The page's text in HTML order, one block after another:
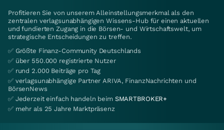
Profitieren Sie von unserem Alleinstellungsmerkmal als den
zentralen verlagsunabhängigen Wissens-Hub für einen aktuellen
und fundierten Zugang in die Börsen- und Wirtschaftswelt, um
strategische Entscheidungen zu treffen.
✅ Größte Finanz-Community Deutschlands
✅ über 550.000 registrierte Nutzer
✅ rund 2.000 Beiträge pro Tag
✅ verlagsunabhängige Partner ARIVA, FinanzNachrichten und
BörsenNews
✅ Jederzeit einfach handeln beim SMARTBROKER+
✅ mehr als 25 Jahre Marktpräsenz